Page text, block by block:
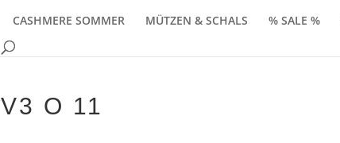
CASHMERE SOMMER MÜTZEN & SCHALS % SALE %
V3 O 11